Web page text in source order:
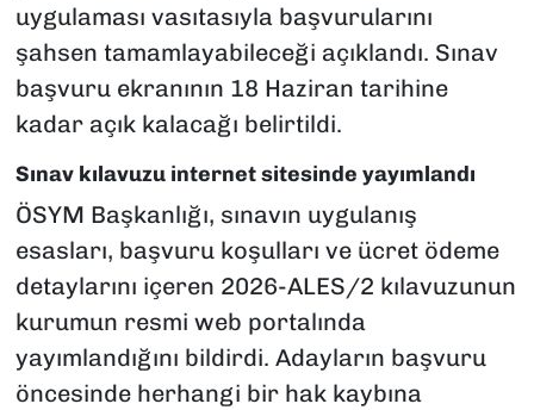
uygulaması vasıtasıyla başvurularını
şahsen tamamlayabileceği açıklandı. Sınav
başvuru ekranının 18 Haziran tarihine
kadar açık kalacağı belirtildi.
Sınav kılavuzu internet sitesinde yayımlandı
ÖSYM Başkanlığı, sınavın uygulanış
esasları, başvuru koşulları ve ücret ödeme
detaylarını içeren 2026-ALES/2 kılavuzunun
kurumun resmi web portalında
yayımlandığını bildirdi. Adayların başvuru
öncesinde herhangi bir hak kaybına